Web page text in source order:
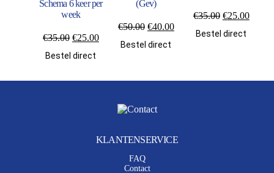
Schema 6 keer per
week
€35.00 Oorspronkelijke
was:
€25.00Huidige
Bestel direct
(Gev)
€50.00 Oorspronkelijke
was:
€40.00Huidige
Bestel direct
€35.00
was:
€25.00
Bestel direct
KLANTENSERVICE
FAQ
Contact